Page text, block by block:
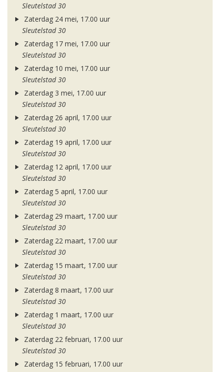
Sleutelstad 30
Zaterdag 24 mei, 17.00 uur
Sleutelstad 30
Zaterdag 17 mei, 17.00 uur
Sleutelstad 30
Zaterdag 10 mei, 17.00 uur
Sleutelstad 30
Zaterdag 3 mei, 17.00 uur
Sleutelstad 30
Zaterdag 26 april, 17.00 uur
Sleutelstad 30
Zaterdag 19 april, 17.00 uur
Sleutelstad 30
Zaterdag 12 april, 17.00 uur
Sleutelstad 30
Zaterdag 5 april, 17.00 uur
Sleutelstad 30
Zaterdag 29 maart, 17.00 uur
Sleutelstad 30
Zaterdag 22 maart, 17.00 uur
Sleutelstad 30
Zaterdag 15 maart, 17.00 uur
Sleutelstad 30
Zaterdag 8 maart, 17.00 uur
Sleutelstad 30
Zaterdag 1 maart, 17.00 uur
Sleutelstad 30
Zaterdag 22 februari, 17.00 uur
Sleutelstad 30
Zaterdag 15 februari, 17.00 uur